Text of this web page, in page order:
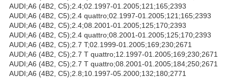
AUDI;A6 (4B2, C5);2.4;02.1997-01.2005;121;165;2393
AUDI;A6 (4B2, C5);2.4 quattro;02.1997-01.2005;121;165;2393
AUDI;A6 (4B2, C5);2.4;08.2001-01.2005;125;170;2393
AUDI;A6 (4B2, C5);2.4 quattro;08.2001-01.2005;125;170;2393
AUDI;A6 (4B2, C5);2.7 T;02.1999-01.2005;169;230;2671
AUDI;A6 (4B2, C5);2.7 T quattro;12.1997-01.2005;169;230;2671
AUDI;A6 (4B2, C5);2.7 T quattro;08.2001-01.2005;184;250;2671
AUDI;A6 (4B2, C5);2.8;10.1997-05.2000;132;180;2771